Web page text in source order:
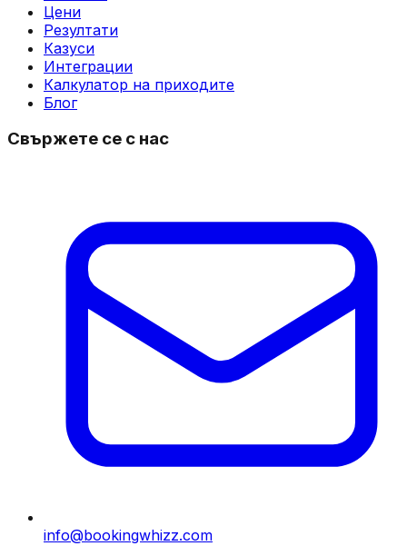
Цени
Резултати
Казуси
Интеграции
Калкулатор на приходите
Блог
Свържете се с нас
info@bookingwhizz.com